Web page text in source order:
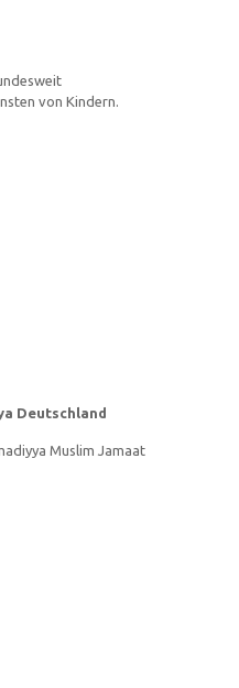
von Kindern.
Deutschland
Muslim Jamaat